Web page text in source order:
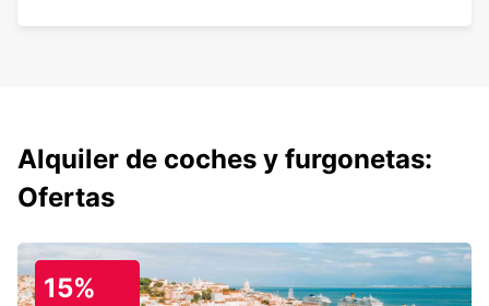
Alquiler de coches y furgonetas:
Ofertas
15%